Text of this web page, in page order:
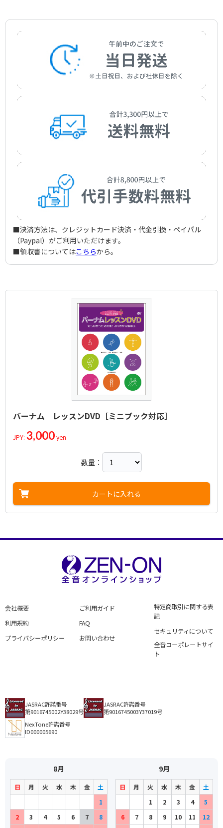
■決済方法は、クレジットカード決済・代金引換・ペイパル
（Paypal）がご利用いただけます。
■領収書についてはこちらから。
バーナム レッスンDVD［ミニブック対応］
JPY: 3,000yen
数量：
カートに入れる
会社概要
利用規約
プライバシーポリシー
ご利用ガイド
FAQ
お問い合わせ
特定商取引に関する表
記
セキュリティについて
全音コーポレートサイ
ト
JASRAC許諾番号
第9016745002Y38029号
JASRAC許諾番号
第9016745003Y37019号
NexTone許諾番号
ID000005690
8月
日 月 火 水 木 金
土
1
2
3 4 5 6 7
8
9月
日 月 火 水 木 金
土
1
2 3 4
5
6
7 8 9 10 11
12